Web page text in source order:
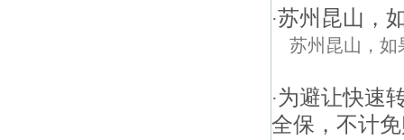
·苏州昆山，
苏州昆山，如
·为避让快速
全保，不计